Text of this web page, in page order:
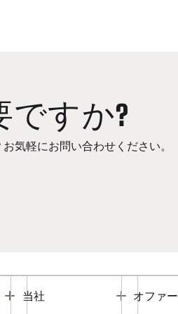
ですか?
気軽にお問い合わせください。
Toggle
当社 Toggle
オファー